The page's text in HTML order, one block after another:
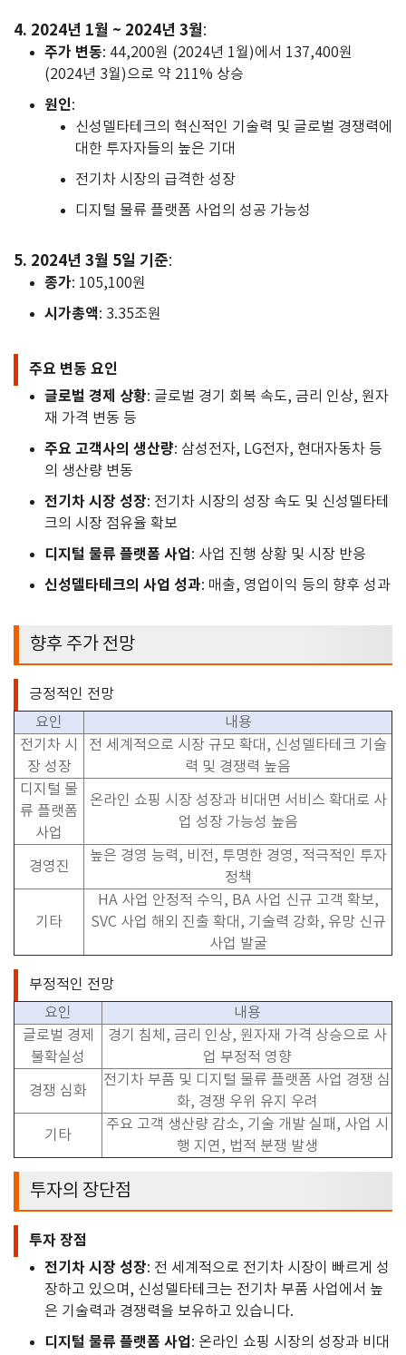
4. 2024년 1월 ~ 2024년 3월:
주가 변동: 44,200원 (2024년 1월)에서 137,400원
(2024년 3월)으로 약 211% 상승
원인:
신성델타테크의 혁신적인 기술력 및 글로벌 경쟁력에
대한 투자자들의 높은 기대
전기차 시장의 급격한 성장
디지털 물류 플랫폼 사업의 성공 가능성
5. 2024년 3월 5일 기준:
종가: 105,100원
시가총액: 3.35조원
주요 변동 요인
글로벌 경제 상황: 글로벌 경기 회복 속도, 금리 인상, 원자
재 가격 변동 등
주요 고객사의 생산량: 삼성전자, LG전자, 현대자동차 등
의 생산량 변동
전기차 시장 성장: 전기차 시장의 성장 속도 및 신성델타테
크의 시장 점유율 확보
디지털 물류 플랫폼 사업 : 사업 진행 상황 및 시장 반응
신성델타테크의 사업 성과: 매출, 영업이익 등의 향후 성과
향후 주가 전망
긍정적인 전망
요인
내용
전기차 시
장 성장
전 세계적으로 시장 규모 확대 , 신성델타테크 기술
력 및 경쟁력 높음
디지털 물
류 플랫폼
사업
온라인 쇼핑 시장 성장과 비대면 서비스 확대로 사
업 성장 가능성 높음
경영진
높은 경영 능력, 비전, 투명한 경영, 적극적인 투자
정책
기타
HA 사업 안정적 수익 , BA 사업 신규 고객 확보,
SVC 사업 해외 진출 확대 , 기술력 강화, 유망 신규
사업 발굴
부정적인 전망
요인
내용
글로벌 경제
불확실성
경기 침체 , 금리 인상, 원자재 가격 상승으로 사
업 부정적 영향
경쟁 심화
전기차 부품 및 디지털 물류 플랫폼 사업 경쟁 심
화, 경쟁 우위 유지 우려
기타
주요 고객 생산량 감소, 기술 개발 실패 , 사업 시
행 지연, 법적 분쟁 발생
투자의 장단점
투자 장점
전기차 시장 성장: 전 세계적으로 전기차 시장이 빠르게 성
장하고 있으며, 신성델타테크는 전기차 부품 사업에서 높
은 기술력과 경쟁력을 보유하고 있습니다.
디지털 물류 플랫폼 사업 : 온라인 쇼핑 시장의 성장과 비대